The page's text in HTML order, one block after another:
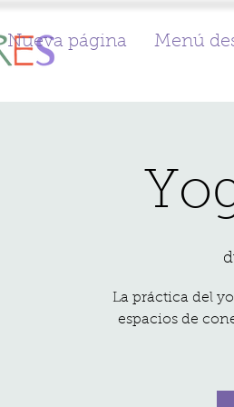
Nueva página Menú
La práctica del
espacios de